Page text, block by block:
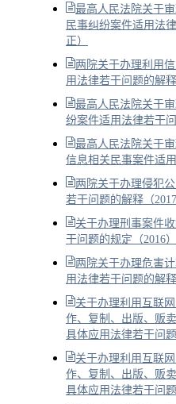
最高人民法院关于
民事纠纷案件适用法
正）
两院关于办理利用
用法律若干问题的解释
最高人民法院关于
纷案件适用法律若干问
最高人民法院关于
信息相关民事案件适
两院关于办理侵犯
若干问题的解释（2017
关于办理刑事案件
干问题的规定（2016）
两院关于办理危害
用法律若干问题的解释
关于办理利用互联
作、复制、出版、贩
具体应用法律若干问题
关于办理利用互联
作、复制、出版、贩
具体应用法律若干问